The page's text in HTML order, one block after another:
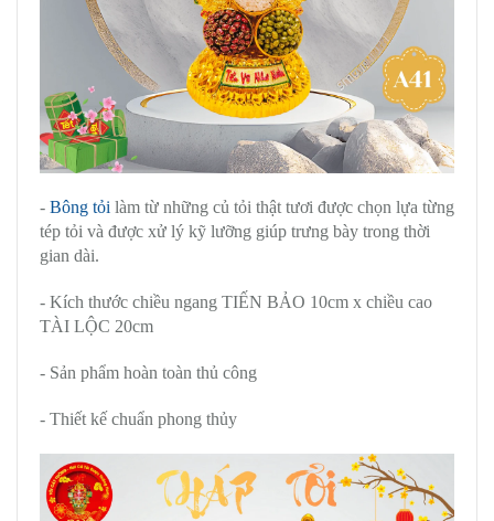
- Bông tỏi làm từ những củ tỏi thật tươi được chọn lựa từng
tép tỏi và được xử lý kỹ lưỡng giúp trưng bày trong thời
gian dài.
- Kích thước chiều ngang TIẾN BẢO 10cm x chiều cao
TÀI LỘC 20cm
- Sản phẩm hoàn toàn thủ công
- Thiết kế chuẩn phong thủy